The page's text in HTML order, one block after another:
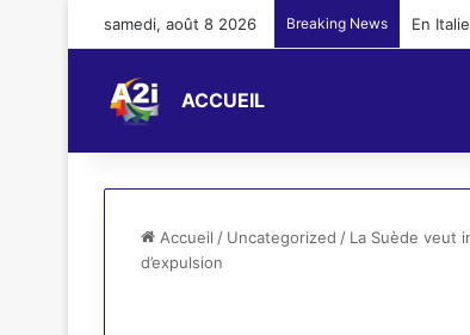
samedi, août 8 2026 Breaking News En
ACCUEIL
Accueil / Uncategorized / La Suède veut
d’expulsion